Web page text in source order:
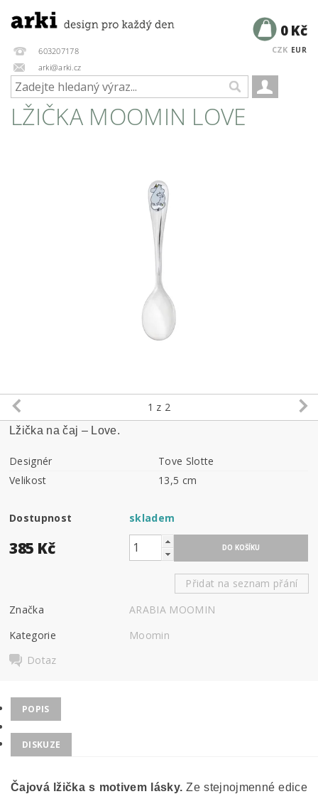
603207178
arki@arki.cz
CZK EUR
0 Kč
LŽIČKA MOOMIN LOVE
1 z 2
Lžička na čaj – Love.
Designér
Tove Slotte
Velikost
13,5 cm
Dostupnost skladem
385 Kč
Přidat na seznam přání
Značka
ARABIA MOOMIN
Kategorie
Moomin
Dotaz
POPIS
DISKUZE
Čajová lžička s motivem lásky. Ze stejnojmenné edice